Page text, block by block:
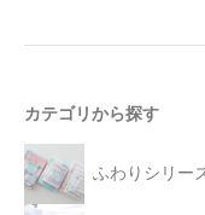
カテゴリから探す
ふわりシリー